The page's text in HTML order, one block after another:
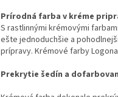
Prírodná farba v kréme
S rastlinnými krémovými
ešte jednoduchšie a
prípravy. Krémové farby
Prekrytie šedín a